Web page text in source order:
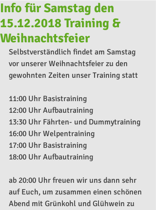
Info für Samstag den
15.12.2018 Training &
Weihnachtsfeier
Selbstverständlich findet am Samstag
vor unserer Weihnachtsfeier zu den
gewohnten Zeiten unser Training statt
11:00 Uhr Basistraining
12:00 Uhr Aufbautraining
13:30 Uhr Fährten- und Dummytraining
16:00 Uhr Welpentraining
17:00 Uhr Basistraining
18:00 Uhr Aufbautraining
ab 20:00 Uhr freuen wir uns dann sehr
auf Euch, um zusammen einen schönen
Abend mit Grünkohl und Glühwein zu